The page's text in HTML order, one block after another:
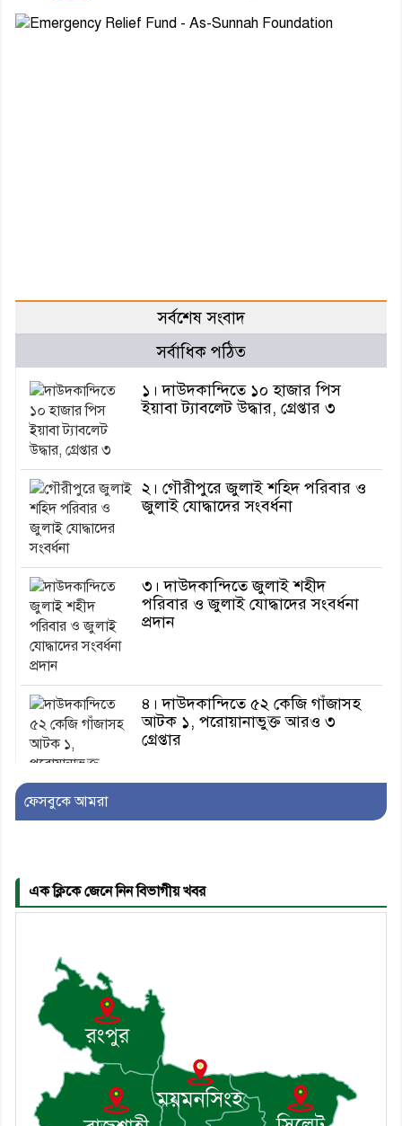
সর্বশেষ সংবাদ
সর্বাধিক পঠিত
১। দাউদকান্দিতে ১০ হাজার পিস
ইয়াবা ট্যাবলেট উদ্ধার, গ্রেপ্তার ৩
২। গৌরীপুরে জুলাই শহিদ পরিবার ও
জুলাই যোদ্ধাদের সংবর্ধনা
৩। দাউদকান্দিতে জুলাই শহীদ
পরিবার ও জুলাই যোদ্ধাদের সংবর্ধনা
প্রদান
৪। দাউদকান্দিতে ৫২ কেজি গাঁজাসহ
আটক ১, পরোয়ানাভুক্ত আরও ৩
গ্রেপ্তার
৫। মেঘনা উপজেলা বিএনপির নতুন
৬। জেলা পুলিশ সুপার থেকে সম্মাননা
৭। দাউদকান্দিতে উপজেলা আইন-
শৃঙ্খলা কমিটির মাসিক সভা অনুষ্ঠিত
৮। দাউদকান্দিতে মুচি সম্প্রদায়ের
খোঁজখবর নিলেন ড. খন্দকার মারুফ
ফেসবুকে আমরা
এক ক্লিকে জেনে নিন বিভাগীয় খবর